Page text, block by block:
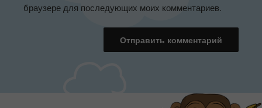
браузере для последующих моих комментариев.